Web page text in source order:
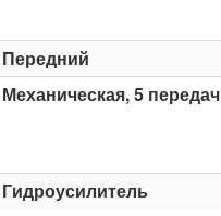
Передний
Механическая, 5 передач
Гидроусилитель